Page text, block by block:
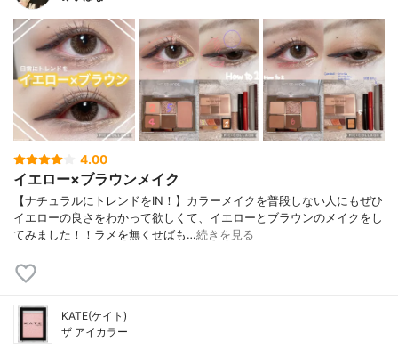
4.00
イエロー×ブラウンメイク
【ナチュラルにトレンドをIN！】カラーメイクを普段しない人にもぜひ
イエローの良さをわかって欲しくて、イエローとブラウンのメイクをし
てみました！！ラメを無くせばも…続きを見る
KATE(ケイト)
ザ アイカラー